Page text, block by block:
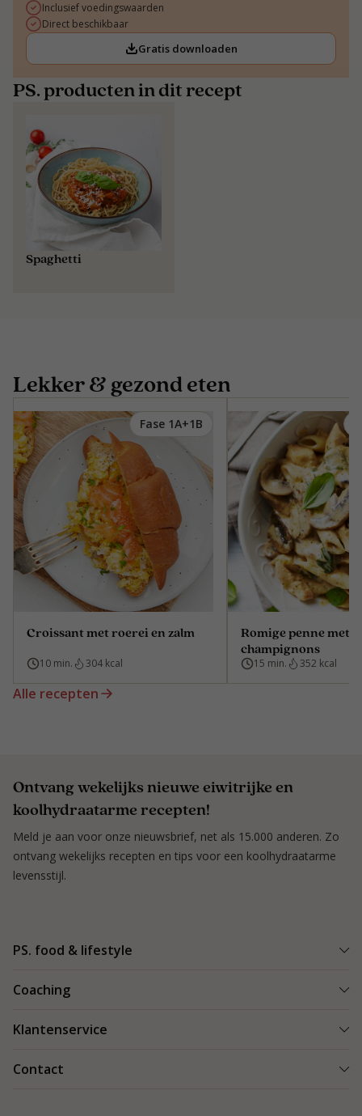
PS. producten in dit recept
Spaghetti
Inclusief voedingswaarden
Direct beschikbaar
Gratis downloaden
Lekker & gezond eten
Fase 1A+1B
Croissant met roerei en zalm
10 min. 304 kcal
Romige penne met
champignons
15 min. 352 kcal
Alle recepten
Ontvang wekelijks nieuwe eiwitrijke en
koolhydraatarme recepten!
Meld je aan voor onze nieuwsbrief, net als 15.000 anderen. Zo
ontvang wekelijks recepten en tips voor een koolhydraatarme
levensstijl.
PS. food & lifestyle
Re-boost pakket
Coaching
Blog & Tips
Klantenservice
Contact